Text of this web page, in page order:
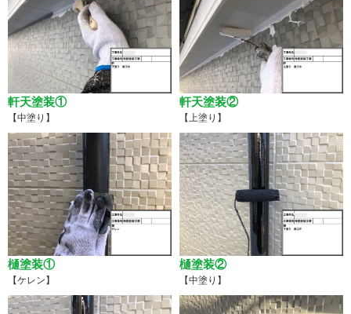
軒天塗装①
【中塗り】
軒天塗装②
【上塗り】
樋塗装①
【ケレン】
樋塗装②
【中塗り】